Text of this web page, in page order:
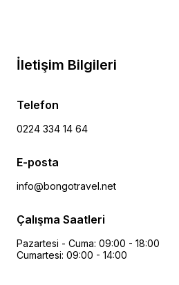
İletişim Bilgileri
Telefon
0224 334 14 64
E-posta
info@bongotravel.net
Çalışma Saatleri
Pazartesi - Cuma: 09:00 - 18:00
Cumartesi: 09:00 - 14:00